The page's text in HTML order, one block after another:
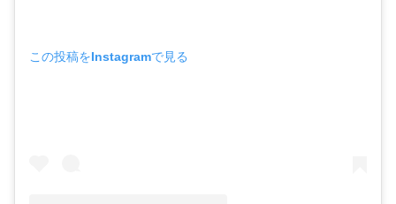
この投稿をInstagramで見る